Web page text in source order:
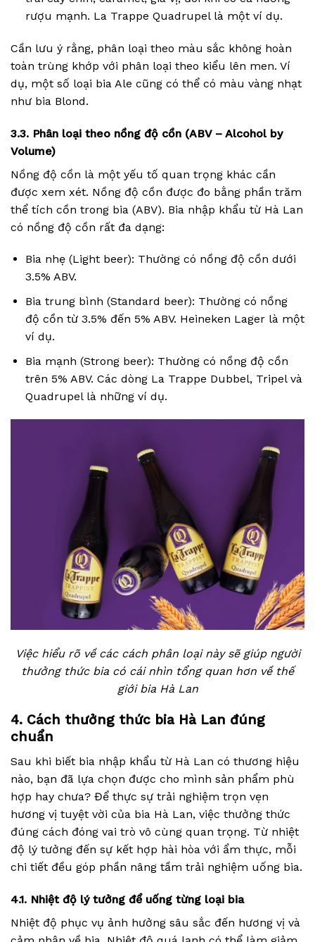
rượu mạnh. La Trappe Quadrupel là một ví dụ.
Cần lưu ý rằng, phân loại theo màu sắc không hoàn
toàn trùng khớp với phân loại theo kiểu lên men. Ví
dụ, một số loại bia Ale cũng có thể có màu vàng nhạt
như bia Blond.
3.3. Phân loại theo nồng độ cồn (ABV – Alcohol by
Volume)
Nồng độ cồn là một yếu tố quan trọng khác cần
được xem xét. Nồng độ cồn được đo bằng phần trăm
thể tích cồn trong bia (ABV). Bia nhập khẩu từ Hà Lan
có nồng độ cồn rất đa dạng:
Bia nhẹ (Light beer): Thường có nồng độ cồn dưới
3.5% ABV.
Bia trung bình (Standard beer): Thường có nồng
độ cồn từ 3.5% đến 5% ABV. Heineken Lager là một
ví dụ.
Bia mạnh (Strong beer): Thường có nồng độ cồn
trên 5% ABV. Các dòng La Trappe Dubbel, Tripel và
Quadrupel là những ví dụ.
Việc hiểu rõ về các cách phân loại này sẽ giúp người
thưởng thức bia có cái nhìn tổng quan hơn về thế
giới bia Hà Lan
4. Cách thưởng thức bia Hà Lan đúng
chuẩn
Sau khi biết bia nhập khẩu từ Hà Lan có thương hiệu
nào, bạn đã lựa chọn được cho mình sản phẩm phù
hợp hay chưa? Để thực sự trải nghiệm trọn vẹn
hương vị tuyệt vời của bia Hà Lan, việc thưởng thức
đúng cách đóng vai trò vô cùng quan trọng. Từ nhiệt
độ lý tưởng đến sự kết hợp hài hòa với ẩm thực, mỗi
chi tiết đều góp phần nâng tầm trải nghiệm uống bia.
4.1. Nhiệt độ lý tưởng để uống từng loại bia
Nhiệt độ phục vụ ảnh hưởng sâu sắc đến hương vị và